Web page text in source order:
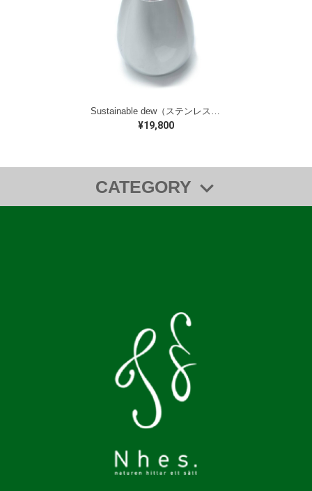
Sustainable dew（ステンレス製 歯ブラシスタンド）麻袋付き
¥19,800
CATEGORY
歯ブラシ スタンド ケース アロマ